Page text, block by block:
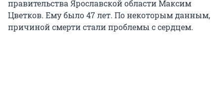
правительства Ярославской области Максим
Цветков. Ему было 47 лет. По некоторым данным,
причиной смерти стали проблемы с сердцем.